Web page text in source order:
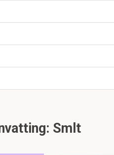
2.8
Smlt